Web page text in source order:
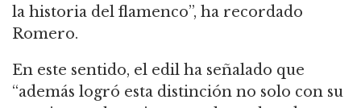
la historia del flamenco”, ha recordado
Romero.
En este sentido, el edil ha señalado que
“además logró esta distinción no solo con su